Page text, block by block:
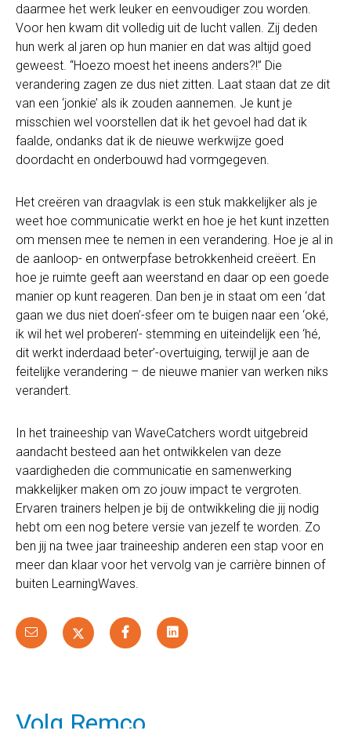
daarmee het werk leuker en eenvoudiger zou worden.
Voor hen kwam dit volledig uit de lucht vallen. Zij deden
hun werk al jaren op hun manier en dat was altijd goed
geweest. “Hoezo moest het ineens anders?!” Die
verandering zagen ze dus niet zitten. Laat staan dat ze dit
van een ‘jonkie’ als ik zouden aannemen. Je kunt je
misschien wel voorstellen dat ik het gevoel had dat ik
faalde, ondanks dat ik de nieuwe werkwijze goed
doordacht en onderbouwd had vormgegeven.
Het creëren van draagvlak is een stuk makkelijker als je
weet hoe communicatie werkt en hoe je het kunt inzetten
om mensen mee te nemen in een verandering. Hoe je al in
de aanloop- en ontwerpfase betrokkenheid creëert. En
hoe je ruimte geeft aan weerstand en daar op een goede
manier op kunt reageren. Dan ben je in staat om een ‘dat
gaan we dus niet doen’-sfeer om te buigen naar een ‘oké,
ik wil het wel proberen’- stemming en uiteindelijk een ‘hé,
dit werkt inderdaad beter’-overtuiging, terwijl je aan de
feitelijke verandering – de nieuwe manier van werken niks
verandert.
In het traineeship van WaveCatchers wordt uitgebreid
aandacht besteed aan het ontwikkelen van deze
vaardigheden die communicatie en samenwerking
makkelijker maken om zo jouw impact te vergroten.
Ervaren trainers helpen je bij de ontwikkeling die jij nodig
hebt om een nog betere versie van jezelf te worden. Zo
ben jij na twee jaar traineeship anderen een stap voor en
meer dan klaar voor het vervolg van je carrière binnen of
buiten LearningWaves.
Volg Remco